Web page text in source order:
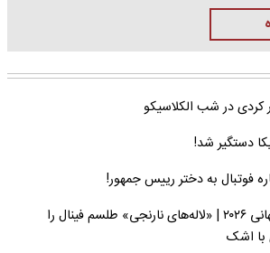
کردی در شب الکلاسیکو
دستگیر شد!
فوتبال به دختر رییس جمهور!
هلند در آستانه جام جهانی ۲۰۲۶ | «لاله‌های نارنجی» طلسم فینال را
با اشک